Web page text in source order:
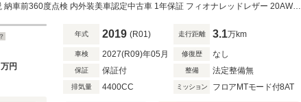
レーザーライト パドルシフト 衝突軽減 車線
イ
全国1年保証付 認定中古車 保証書 記録簿 取説 納車前360度点検 内外装美車認定中古車 1年保証 フィオナレッドレザー 20AW B＆Wスピーカー 全周囲カメラ レーザーライト 衝突軽減
万円
年式 2019 (R01) 走行距離 3.1万km
車検 2027(R09)年05月 修復歴 なし
保証 保証付 整備 法定整備無
排気量 4400CC ミッション フロアMTモード付8AT